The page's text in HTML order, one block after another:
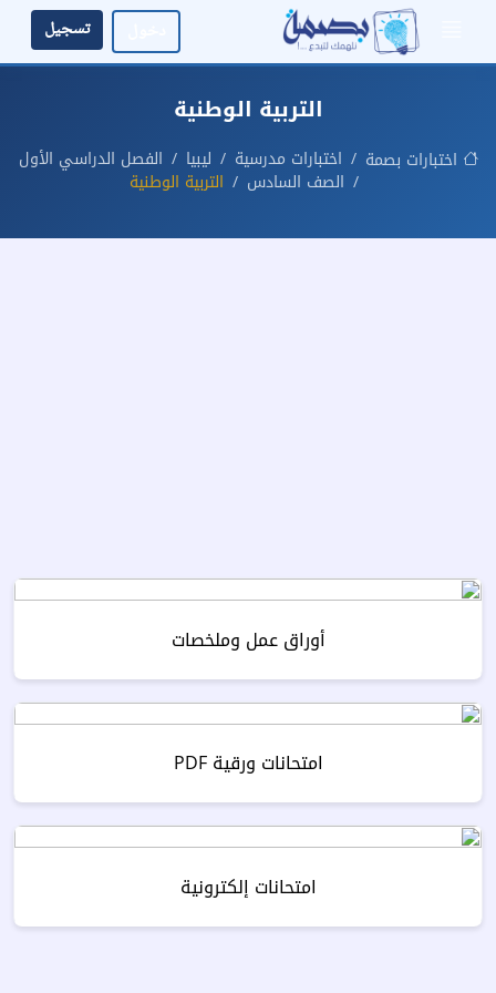
تسجيل
التربية الوطنية
اختبارات بصمة اختبارات مدرسية ليبيا
الفصل الدراسي الأول
الصف السادس
التربية الوطنية
أوراق عمل وملخصات
امتحانات ورقية PDF
امتحانات إلكترونية